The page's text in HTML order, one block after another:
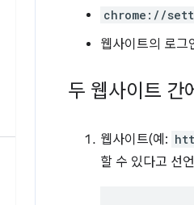
chrome://
웹사이트의 로그
두 웹사이트 간
웹사이트(예:
할 수 있다고 선